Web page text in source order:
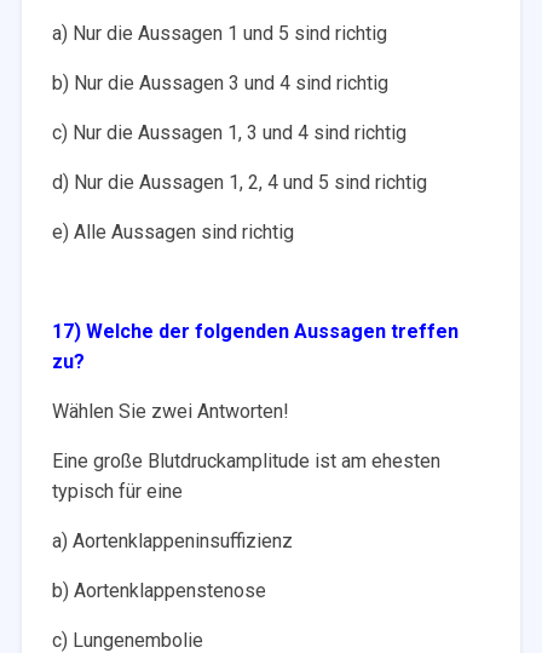
a) Nur die Aussagen 1 und 5 sind richtig
b) Nur die Aussagen 3 und 4 sind richtig
c) Nur die Aussagen 1, 3 und 4 sind richtig
d) Nur die Aussagen 1, 2, 4 und 5 sind richtig
e) Alle Aussagen sind richtig
17) Welche der folgenden Aussagen treffen
zu?
Wählen Sie zwei Antworten!
Eine große Blutdruckamplitude ist am ehesten
typisch für eine
a) Aortenklappeninsuffizienz
b) Aortenklappenstenose
c) Lungenembolie